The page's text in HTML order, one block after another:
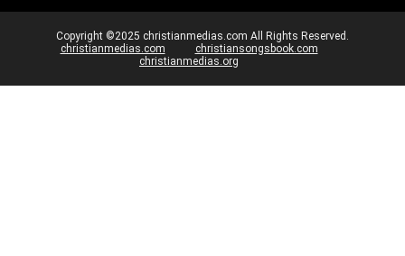
Copyright ©2025 christianmedias.com All Rights Reserved.
christianmedias.com
christiansongsbook.com
christianmedias.org